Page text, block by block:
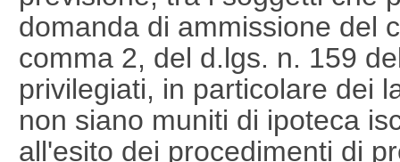
domanda di ammissione del
comma 2, del d.lgs. n. 159
privilegiati, in particolare dei
non siano muniti di ipoteca
all'esito dei procedimenti di